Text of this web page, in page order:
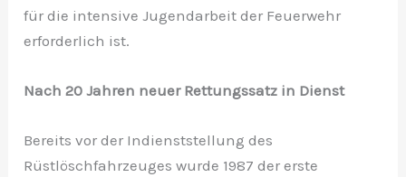
für die intensive Jugendarbeit der Feuerwehr
erforderlich ist.
Nach 20 Jahren neuer Rettungssatz in Dienst
Bereits vor der Indienststellung des
Rüstlöschfahrzeuges wurde 1987 der erste